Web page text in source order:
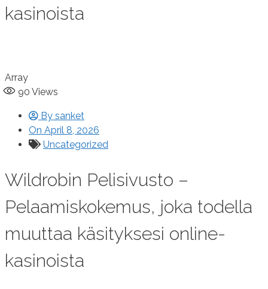
kasinoista
Array
90 Views
By sanket
On April 8, 2026
Uncategorized
Wildrobin Pelisivusto –
Pelaamiskokemus, joka todella
muuttaa käsityksesi online-
kasinoista